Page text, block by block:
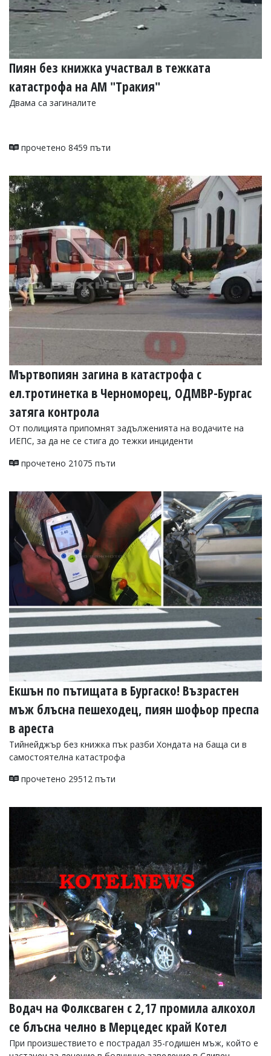
Пиян без книжка участвал в тежката
катастрофа на АМ "Тракия"
Двама са загиналите
прочетено 8459 пъти
Мъртвопиян загина в катастрофа с
ел.тротинетка в Черноморец, ОДМВР-Бургас
затяга контрола
От полицията припомнят задълженията на водачите на
ИЕПС, за да не се стига до тежки инциденти
прочетено 21075 пъти
Екшън по пътищата в Бургаско! Възрастен
мъж блъсна пешеходец, пиян шофьор преспа
в ареста
Тийнейджър без книжка пък разби Хондата на баща си в
самостоятелна катастрофа
прочетено 29512 пъти
Водач на Фолксваген с 2,17 промила алкохол
се блъсна челно в Мерцедес край Котел
При произшествието е пострадал 35-годишен мъж, който е